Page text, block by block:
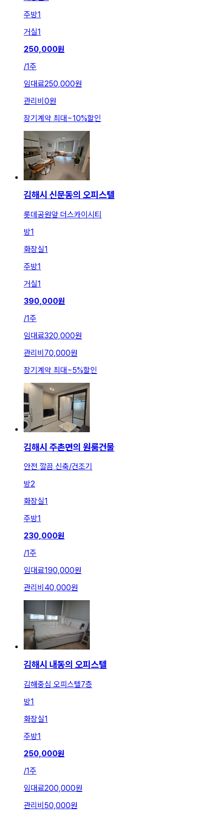
주방1
거실1
250,000원
/1주
임대료250,000원
관리비 0원
장기계약 최대~10%할인
김해시 신문동의 오피스텔
롯데공원앞 더스카이시티
방1
화장실1
주방1
거실1
390,000원
/1주
임대료320,000원
관리비 70,000원
장기계약 최대~5%할인
김해시 주촌면의 원룸건물
안전 깔끔 신축/건조기
방2
화장실1
주방1
230,000원
/1주
임대료190,000원
관리비 40,000원
김해시 내동의 오피스텔
김해중심 오피스텔7층
방1
화장실1
주방1
250,000원
/1주
임대료200,000원
관리비 50,000원